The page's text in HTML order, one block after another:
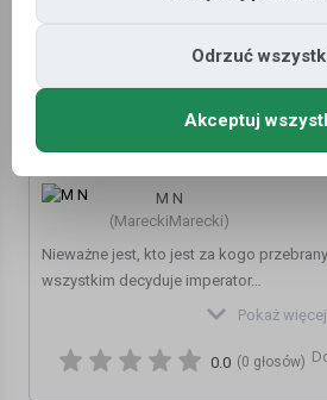
„Gwiezdne Wojny” wg PiS -
M N
(MareckiMarecki)
Nieważne jest, kto jest za kogo
wszystkim decyduje imperator…
https://www.youtube.com/
Pokaż więcej
(0 głosów)
0.0
Odrzuć
Akceptuj